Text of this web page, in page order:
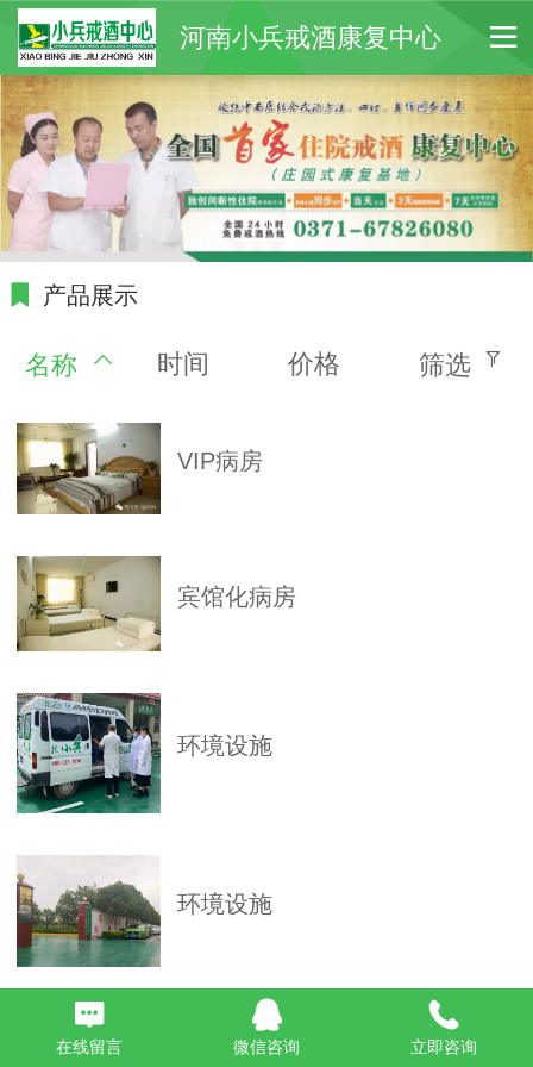
河南小兵戒酒康复中心
产品展示
名称 时间 价格 筛选
VIP病房
宾馆化病房
环境设施
环境设施
环境设施
在线留言 微信咨询 立即咨询